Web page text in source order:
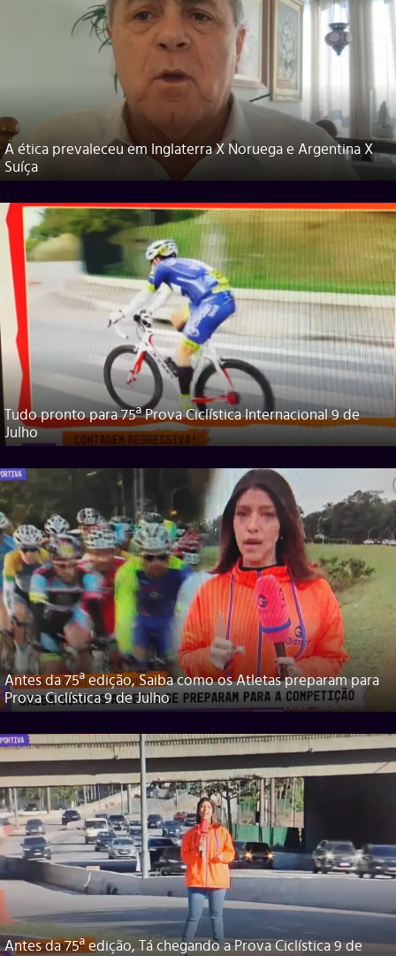
A ética prevaleceu em Inglaterra X Noruega e Argentina X
Suíça
Tudo pronto para 75ª Prova Ciclística Internacional 9 de
Julho
Antes da 75ª edição, Saiba como os Atletas preparam para
Prova Ciclística 9 de Julho
Antes da 75ª edição, Tá chegando a Prova Ciclística 9 de